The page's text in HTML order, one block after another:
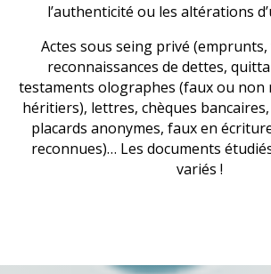
l’authenticité ou les altérations
Actes sous seing privé (emprunts,
reconnaissances de dettes,
testaments olographes (faux ou non
héritiers), lettres, chèques
placards anonymes, faux en
reconnues)… Les documents
variés !